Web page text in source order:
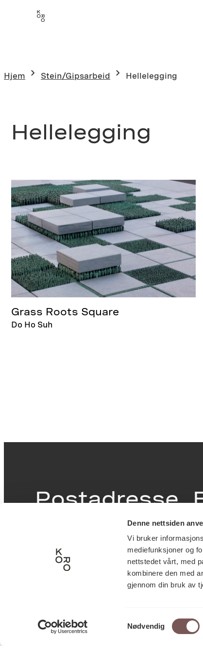
Denne nettsiden
Vi bruker
mediefunksjoner og
nettstedet vårt, med
kombinere den med
gjennom din bruk av
Samtykkevalg
Nødvendig
Hjem Stein/Gipsarbeid Hellelegging
Hellelegging
Grass Roots Square
Do Ho Suh
Postadresse
St. Olavs plass
0130 Oslo